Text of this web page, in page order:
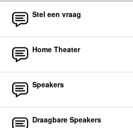
Stel een vraag
Home Theater
Speakers
Draagbare Speakers